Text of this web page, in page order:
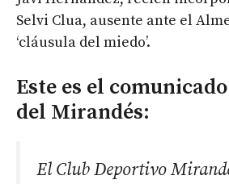
Selvi Clua, ausente ante el
‘cláusula del miedo’.
Este es el
del Mirandés:
El Club Deportivo